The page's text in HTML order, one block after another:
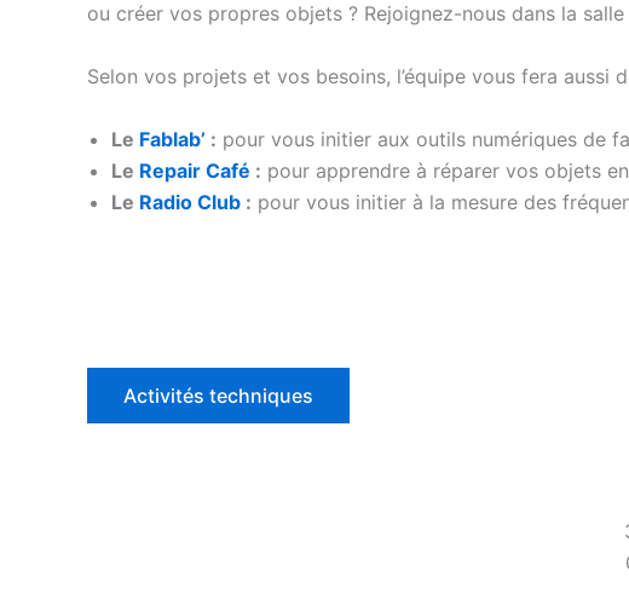
ou créer vos propres objets ? Rejoignez-nous dans la salle
Selon vos projets et vos besoins, l’équipe vous fera aussi
Le Fablab’ : pour vous initier aux outils numériques de
Le Repair Café : pour apprendre à réparer vos objets
Le Radio Club : pour vous initier à la mesure des
Activités techniques